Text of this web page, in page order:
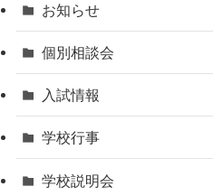
お知らせ
個別相談会
入試情報
学校行事
学校説明会